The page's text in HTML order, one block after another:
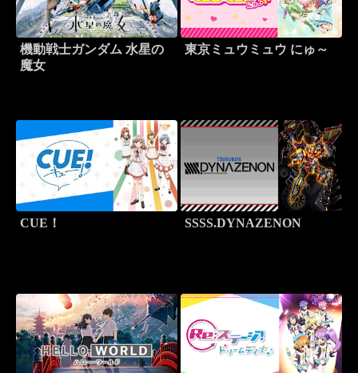
機動戦士ガンダム 水星の
魔女
東京ミュウミュウ にゅ～
CUE！ SSSS.DYNAZENON